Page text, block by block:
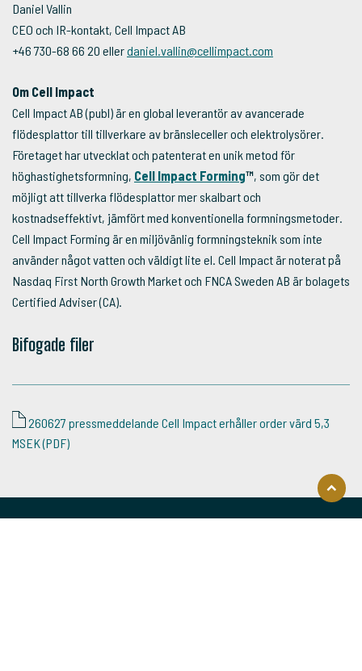
Daniel Vallin
CEO och IR-kontakt, Cell Impact AB
+46 730-68 66 20 ellerdaniel.vallin@cellimpact.com
Om Cell Impact
Cell Impact AB (publ) är en global leverantör av avancerade
flödesplattor till tillverkare av bränsleceller och elektrolysörer.
Företaget har utvecklat och patenterat en unik metod för
höghastighetsformning, Cell Impact Forming™, som gör det
möjligt att tillverka flödesplattor mer skalbart och
kostnadseffektivt, jämfört med konventionella formningsmetoder.
Cell Impact Forming är en miljövänlig formningsteknik som inte
använder något vatten och väldigt lite el. Cell Impact är noterat på
Nasdaq First North Growth Market och FNCA Sweden AB är bolagets
Certified Adviser (CA).
Bifogade filer
260627 pressmeddelande Cell Impact erhåller order värd 5,3
MSEK (PDF)
Åk